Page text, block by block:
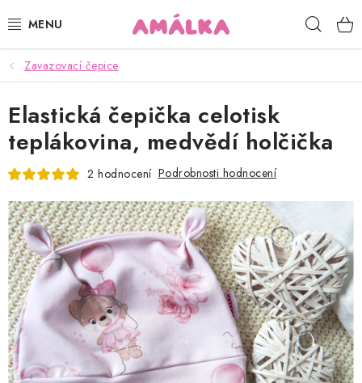
na
KOJENECKÉ, DĚTSKÉ OBLEČENÍ
ČEPICE, RUKAVICE, NÁKRČNÍKY
OSUŠKY, BRYNDÁKY, DEKY, DOPLŇKY
POUKAZY
KONTAKTY
HODNOCENÍ OBCHODU
Kontakty Proč AMÁLKA?
Doprava a platba
Zavazovací čepice
Elastická čepička celotisk
teplákovina, medvědí holčička
2 hodnocení Podrobnosti hodnocení